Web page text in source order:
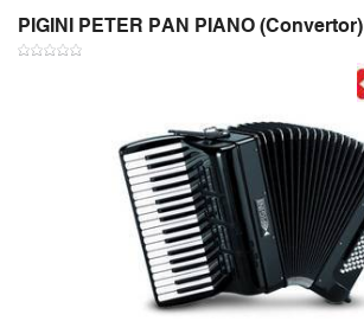
PIGINI PETER PAN PIANO (Convertor)